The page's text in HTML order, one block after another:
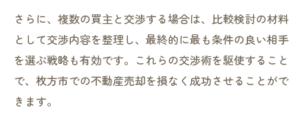
さらに、複数の買主と交渉する場合は、比較検討の材料
として交渉内容を整理し、最終的に最も条件の良い相手
を選ぶ戦略も有効です。これらの交渉術を駆使すること
で、枚方市での不動産売却を損なく成功させることがで
きます。